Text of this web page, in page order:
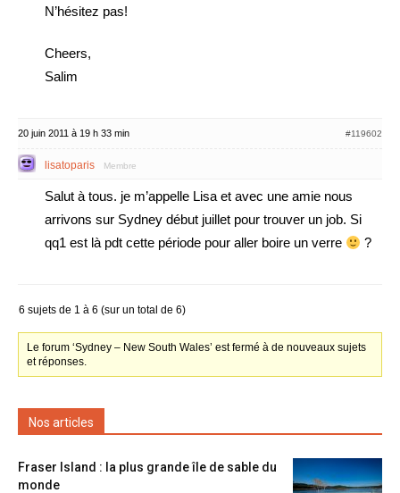
N’hésitez pas!
Cheers,
Salim
20 juin 2011 à 19 h 33 min #119602
lisatoparis Membre
Salut à tous. je m’appelle Lisa et avec une amie nous
arrivons sur Sydney début juillet pour trouver un job. Si
qq1 est là pdt cette période pour aller boire un verre
?
6 sujets de 1 à 6 (sur un total de 6)
Le forum ‘Sydney – New South Wales’ est fermé à de nouveaux sujets
et réponses.
Nos articles
Fraser Island : la plus grande île de sable du
monde